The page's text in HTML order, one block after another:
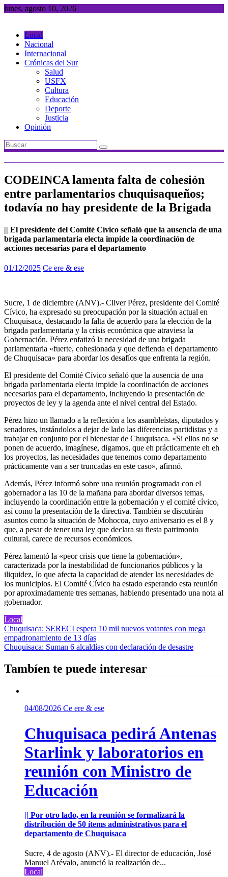
Saltar
lunes, agosto 10, 2026
Local
Nacional
Internacional
Crónicas del Sur
Salud
USFX
Cultura
Educación
Deporte
Justicia
Opinión
CODEINCA lamenta falta de cohesión
entre parlamentarios chuquisaqueños;
todavía no hay presidente de la Brigada
|| El presidente del Comité Cívico señaló que la ausencia de una
brigada parlamentaria electa impide la coordinación de
acciones necesarias para el departamento
01/12/2025 Ce ere & ese
Sucre, 1 de diciembre (ANV).- Cliver Pérez, presidente del Comité
Cívico, ha expresado su preocupación por la situación actual en
Chuquisaca, destacando la falta de acuerdo para la elección de la
brigada parlamentaria y la crisis económica que atraviesa la
Gobernación. Pérez enfatizó la necesidad de una brigada
parlamentaria «fuerte, cohesionada y que defienda el departamento
de Chuquisaca» para abordar los desafíos que enfrenta la región.
El presidente del Comité Cívico señaló que la ausencia de una
brigada parlamentaria electa impide la coordinación de acciones
necesarias para el departamento, incluyendo la presentación de
proyectos de ley y la agenda ante el nivel central del Estado.
Pérez hizo un llamado a la reflexión a los asambleístas, diputados y
senadores, instándolos a dejar de lado las diferencias partidistas y a
trabajar en conjunto por el bienestar de Chuquisaca. «Si ellos no se
ponen de acuerdo, imagínese, digamos, que eh prácticamente eh eh
los proyectos, las necesidades que tenemos como departamento
prácticamente van a ser truncadas en este caso», afirmó.
Además, Pérez informó sobre una reunión programada con el
gobernador a las 10 de la mañana para abordar diversos temas,
incluyendo la coordinación entre la gobernación y el comité cívico,
así como la presentación de la directiva. También se discutirán
asuntos como la situación de Mohocoa, cuyo aniversario es el 8 y
que, a pesar de tener una ley que declara su fiesta patrimonio
cultural, carece de recursos económicos.
Pérez lamentó la «peor crisis que tiene la gobernación»,
caracterizada por la inestabilidad de funcionarios públicos y la
iliquidez, lo que afecta la capacidad de atender las necesidades de
los municipios. El Comité Cívico ha estado esperando esta reunión
por aproximadamente tres semanas, habiendo presentado una nota al
gobernador.
Local
Navegación
de
Chuquisaca: SERECI espera 10 mil nuevos votantes con mega
empadronamiento de 13 días
Chuquisaca: Suman 6 alcaldías con declaración de desastre
Tambíen te puede interesar
04/08/2026 Ce ere & ese
Chuquisaca pedirá Antenas
Starlink y laboratorios en
reunión con Ministro de
Educación
|| Por otro lado, en la reunión se formalizará la
distribución de 50 ítems administrativos para el
departamento de Chuquisaca
Sucre, 4 de agosto (ANV).- El director de educación, José
Manuel Arévalo, anunció la realización de...
Local